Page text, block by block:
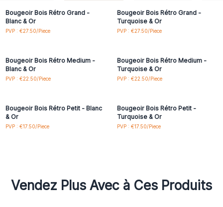
Bougeoir Bois Rétro Grand -
Blanc & Or
PVP : €27.50/Piece
Bougeoir Bois Rétro Grand -
Turquoise & Or
PVP : €27.50/Piece
Connectez-vous ou
Bougeoir Bois Rétro Medium -
Blanc & Or
PVP : €22.50/Piece
Connectez-vous ou
Bougeoir Bois Rétro Medium -
Turquoise & Or
PVP : €22.50/Piece
Connectez-vous ou
Bougeoir Bois Rétro Petit - Blanc
& Or
PVP : €17.50/Piece
Connectez-vous ou
Bougeoir Bois Rétro Petit -
Turquoise & Or
PVP : €17.50/Piece
Vendez Plus Avec à Ces Produits